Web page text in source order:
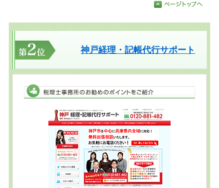
神戸経理・記帳代行サポート